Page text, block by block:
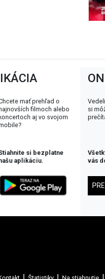
mať prehľad o
filmoch alebo
koncertoch aj vo svojom
si bezplatne
aplikáciu.
si
vás